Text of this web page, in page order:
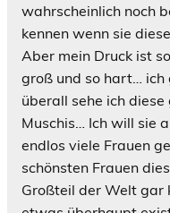
wahrscheinlich noch
kennen wenn sie
Aber mein Druck ist
groß und so hart… ich
überall sehe ich diese
Muschis… Ich will sie
endlos viele Frauen
schönsten Frauen
Großteil der Welt gar